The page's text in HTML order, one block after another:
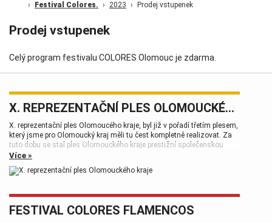
Festival Colores. 2023 Prodej vstupenek
Prodej vstupenek
Celý program festivalu COLORES Olomouc je zdarma.
X. REPREZENTAČNÍ PLES OLOMOUCKÉHO KRAJE
X. reprezentační ples Olomoucého kraje, byl již v pořadí třetím plesem,
který jsme pro Olomoucký kraj měli tu čest kompletně realizovat. Za
tuto dobu se stal ples Olomouckého kraje prestižní společenskou
událostí, která patří k vrcholům plesové sezóny.
Více »
FESTIVAL COLORES FLAMENCOS